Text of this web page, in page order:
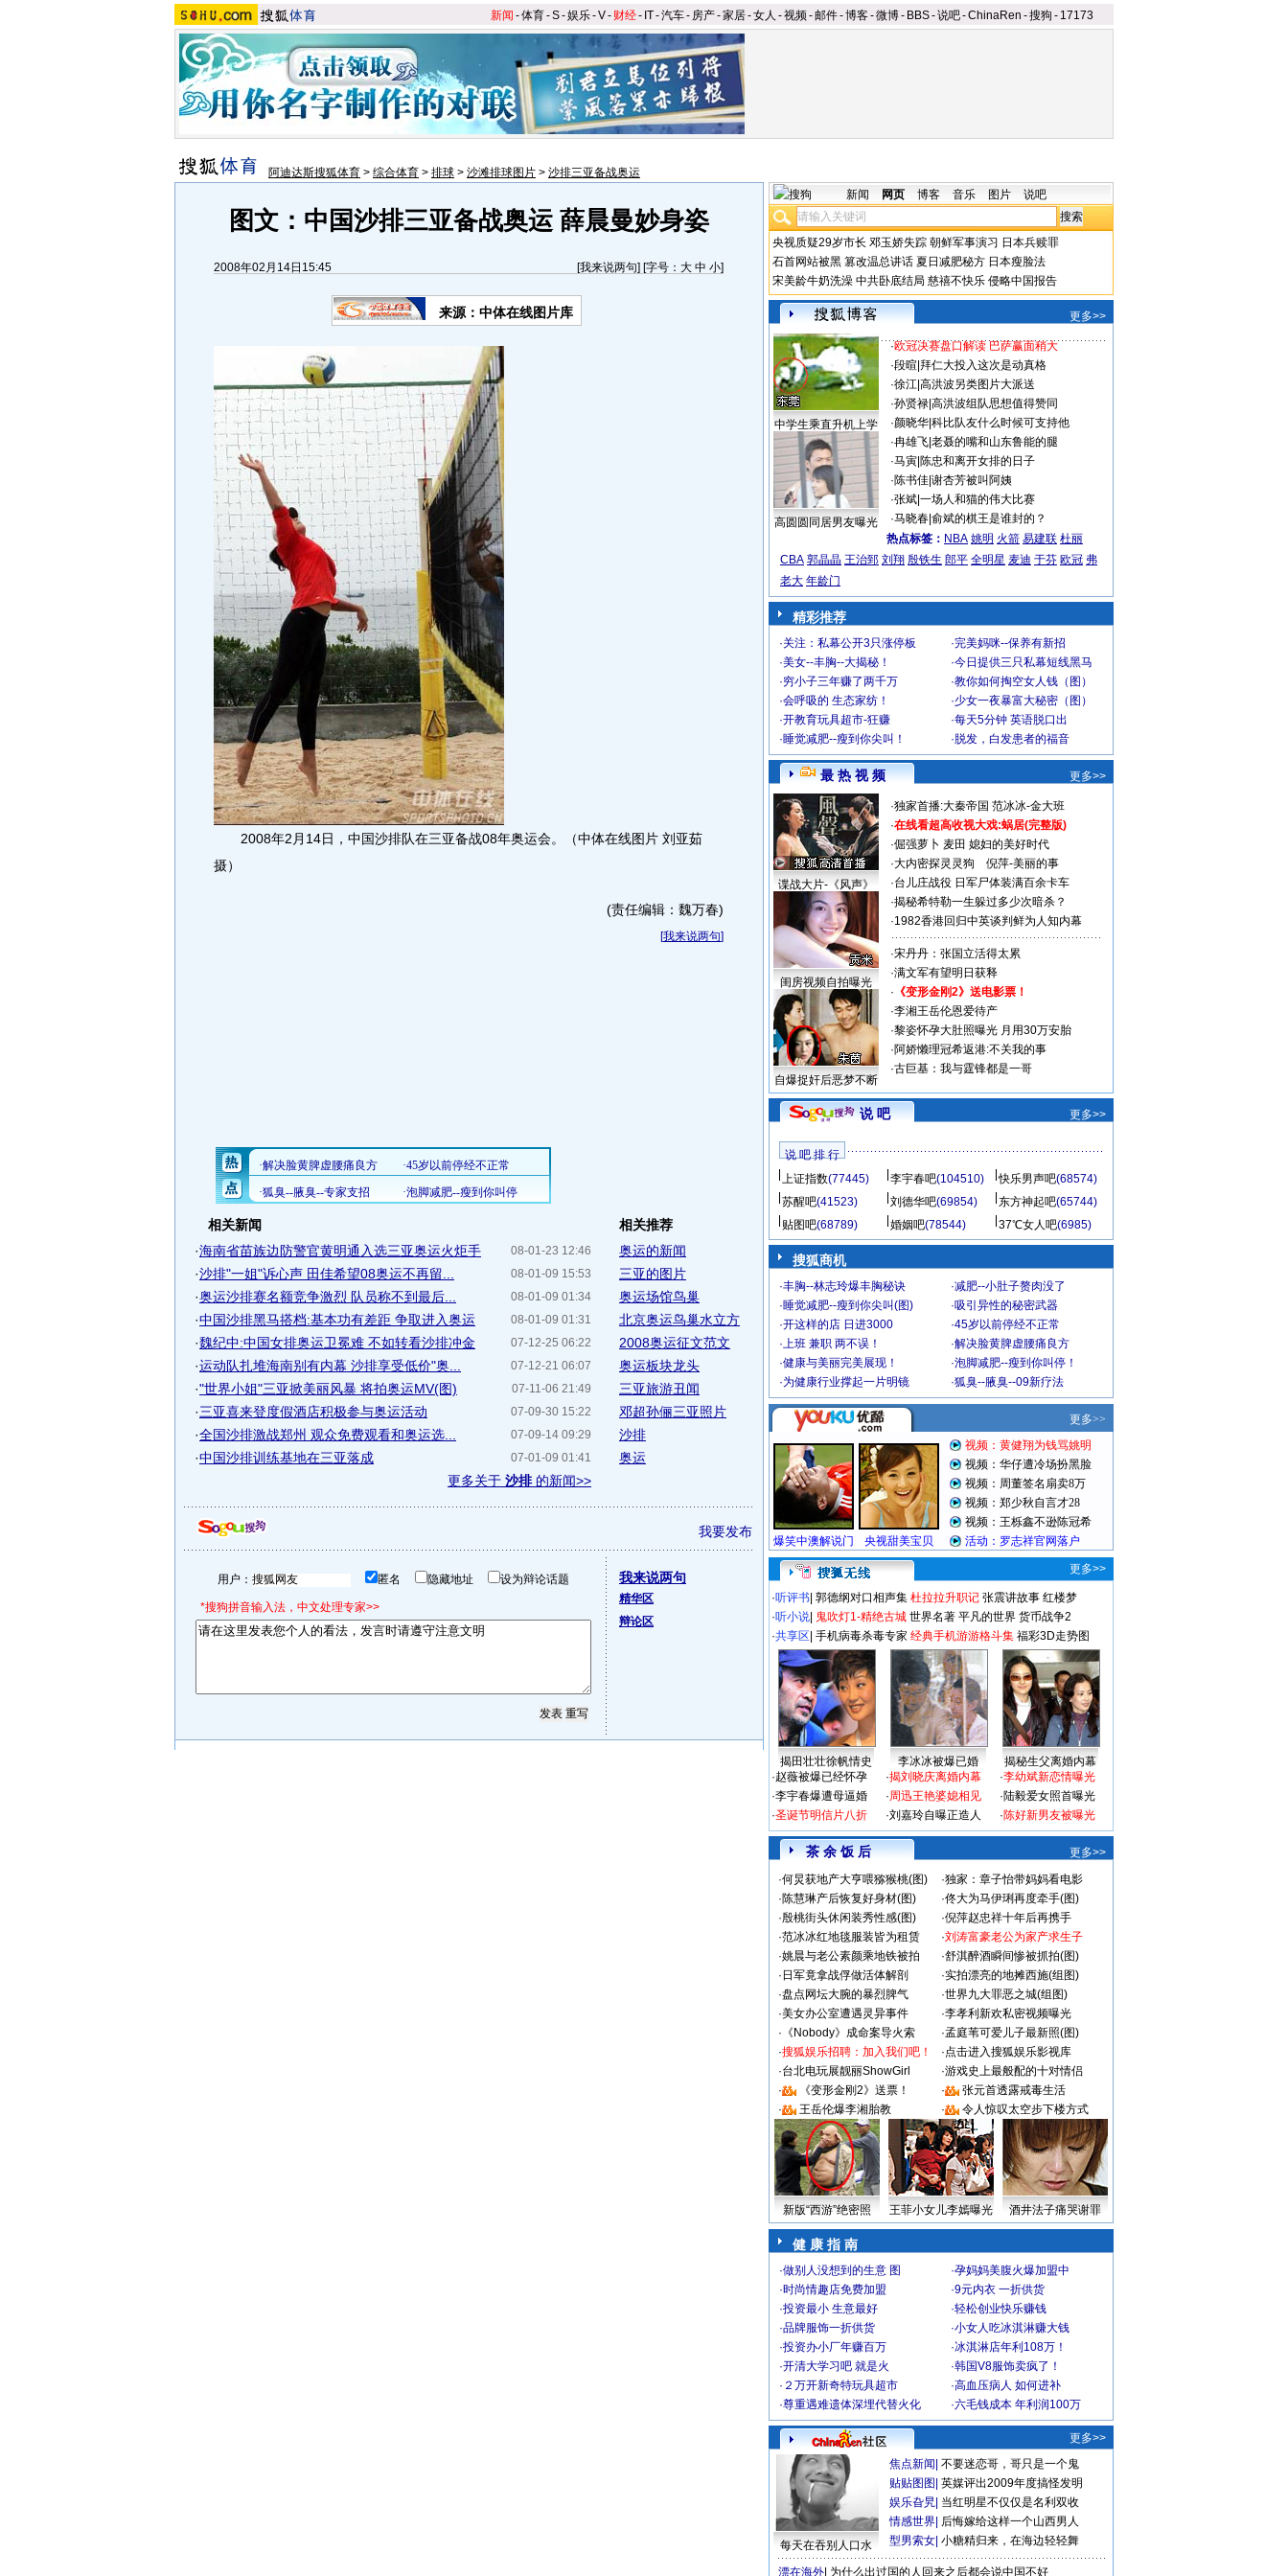
新闻 -体育-S-娱乐-V- 财经- IT-汽车- 房产-家居-女人 -视频-邮件-博客-微博- BBS-说吧-ChinaRen -搜狗 - 17173
阿迪达斯搜狐体育 > 综合体育 > 排球 > 沙滩排球图片 > 沙排三亚备战奥运
图文：中国沙排三亚备战奥运 薛晨曼妙身姿
2008年02月14日15:45 [我来说两句] [字号： 大 中 小]
来源：中体在线图片库
2008年2月14日，中国沙排队在三亚备战08年奥运会。（中体在线图片 刘亚茹
摄）
(责任编辑：魏万春)
[我来说两句]
相关新闻
08-01-23 12:46
·海南省苗族边防警官黄明通入选三亚奥运火炬手
08-01-09 15:53
·沙排"一姐"诉心声 田佳希望08奥运不再留...
08-01-09 01:34
·奥运沙排赛名额竞争激烈 队员称不到最后...
08-01-09 01:31
·中国沙排黑马搭档:基本功有差距 争取进入奥运
07-12-25 06:22
·魏纪中:中国女排奥运卫冕难 不如转看沙排冲金
07-12-21 06:07
·运动队扎堆海南别有内幕 沙排享受低价"奥...
07-11-06 21:49
·"世界小姐"三亚掀美丽风暴 将拍奥运MV(图)
07-09-30 15:22
·三亚喜来登度假酒店积极参与奥运活动
07-09-14 09:29
·全国沙排激战郑州 观众免费观看和奥运选...
07-01-09 01:41
·中国沙排训练基地在三亚落成
更多关于 沙排的新闻>>
相关推荐
奥运的新闻
三亚的图片
奥运场馆鸟巢
北京奥运鸟巢水立方
2008奥运征文范文
奥运板块龙头
三亚旅游丑闻
邓超孙俪三亚照片
沙排
奥运
我要发布
用户： 匿名 隐藏地址 设为辩论话题
*搜狗拼音输入法，中文处理专家>>
我来说两句
精华区
辩论区
新闻 网页 博客 音乐 图片 说吧
央视质疑29岁市长 邓玉娇失踪 朝鲜军事演习 日本兵赎罪
石首网站被黑 篡改温总讲话 夏日减肥秘方 日本瘦脸法
宋美龄牛奶洗澡 中共卧底结局 慈禧不快乐 侵略中国报告
更多>>
中学生乘直升机上学
高圆圆同居男友曝光
·欧冠决赛盘口解读 巴萨赢面稍大
·段暄 拜仁大投入这次是动真格
·徐江| 高洪波另类图片大派送
·孙贤禄| 高洪波组队思想值得赞同
·颜晓华| 科比队友什么时候可支持他
·冉雄飞| 老聂的嘴和山东鲁能的腿
·马寅| 陈忠和离开女排的日子
·陈书佳| 谢杏芳被叫阿姨
·张斌| 一场人和猫的伟大比赛
·马晓春| 俞斌的棋王是谁封的？
热点标签： NBA 姚明 火箭 易建联 杜丽
CBA 郭晶晶 王治郅 刘翔 殷铁生 郎平 全明星 麦迪 于芬 欧冠 弗
老大 年龄门
精彩推荐
·关注：私幕公开3只涨停板 ·完美妈咪--保养有新招
·美女--丰胸--大揭秘！ ·今日提供三只私幕短线黑马
·穷小子三年赚了两千万 ·教你如何掏空女人钱（图）
·会呼吸的 生态家纺！ ·少女一夜暴富大秘密（图）
·开教育玩具超市-狂赚 ·每天5分钟 英语脱口出
·睡觉减肥--瘦到你尖叫！ · 脱发，白发患者的福音
最 热 视 频 更多>>
谍战大片-《风声》
闺房视频自拍曝光
自爆捉奸后恶梦不断
·独家首播:大秦帝国 范冰冰-金大班
·在线看超高收视大戏:蜗居(完整版)
·倔强萝卜 麦田 媳妇的美好时代
·大内密探灵灵狗
倪萍-美丽的事
·台儿庄战役 日军尸体装满百余卡车
·揭秘希特勒一生躲过多少次暗杀？
·1982香港回归中英谈判鲜为人知内幕
·宋丹丹：张国立活得太累
·满文军有望明日获释
· 《变形金刚2》送电影票！
·李湘王岳伦恩爱待产
·黎姿怀孕大肚照曝光 月用30万安胎
·阿娇懒理冠希返港:不关我的事
·古巨基：我与霆锋都是一哥
说 吧 更多>>
说 吧 排 行
上证指数(77445) 李宇春吧(104510) 快乐男声吧(68574)
苏醒吧(41523) 刘德华吧(69854) 东方神起吧(65744)
贴图吧(68789) 婚姻吧(78544) 37℃女人吧(6985)
搜狐商机
·丰胸--林志玲爆丰胸秘诀 ·减肥--小肚子赘肉没了
·睡觉减肥--瘦到你尖叫(图) ·吸引异性的秘密武器
·开这样的店 日进3000 ·45岁以前停经不正常
·上班 兼职 两不误！ ·解决脸黄脾虚腰痛良方
·健康与美丽完美展现！ ·泡脚减肥--瘦到你叫停！
·为健康行业撑起一片明镜 ·狐臭--腋臭--09新疗法
更多>>
·听评书 郭德纲对口相声集 杜拉拉升职记 张震讲故事 红楼梦
·听小说 鬼吹灯1-精绝古城 世界名著 平凡的世界 货币战争2
·共享区 手机病毒杀毒专家 经典手机游游格斗集 福彩3D走势图
揭田壮壮徐帆情史 李冰冰被爆已婚
揭秘生父离婚内幕
·赵薇被爆已经怀孕
·李宇春爆遭母逼婚
·圣诞节明信片八折
·揭刘晓庆离婚内幕
·周迅王艳婆媳相见
·刘嘉玲自曝正造人
·李幼斌新恋情曝光
·陆毅爱女照首曝光
·陈好新男友被曝光
茶 余 饭 后
更多>>
·何炅获地产大亨喂猕猴桃(图) ·独家：章子怡带妈妈看电影
·陈慧琳产后恢复好身材(图) ·佟大为马伊琍再度牵手(图)
·殷桃街头休闲装秀性感(图) ·倪萍赵忠祥十年后再携手
·范冰冰红地毯服装皆为租赁 ·刘涛富豪老公为家产求生子
·姚晨与老公素颜乘地铁被拍 ·舒淇醉酒瞬间惨被抓拍(图)
· 日军竟拿战俘做活体解剖 ·实拍漂亮的地摊西施(组图)
·盘点网坛大腕的暴烈脾气 ·世界九大罪恶之城(组图)
·美女办公室遭遇灵异事件 ·李孝利新欢私密视频曝光
· 《Nobody》成命案导火索 ·孟庭苇可爱儿子最新照(图)
·搜狐娱乐招聘：加入我们吧！ ·点击进入搜狐娱乐影视库
·台北电玩展靓丽ShowGirl ·游戏史上最般配的十对情侣
·
《变形金刚2》送票！ ·
张元首透露戒毒生活
·
王岳伦爆李湘胎教 · 令人惊叹太空步下楼方式
新版“西游”绝密照 王菲小女儿李嫣曝光 酒井法子痛哭谢罪
健 康 指 南
·做别人没想到的生意 图 ·孕妈妈美腹火爆加盟中
·时尚情趣店免费加盟 ·9元内衣 一折供货
·投资最小 生意最好 ·轻松创业快乐赚钱
·品牌服饰一折供货 ·小女人吃冰淇淋赚大钱
·投资办小厂年赚百万 ·冰淇淋店年利108万！
·开清大学习吧 就是火 ·韩国V8服饰卖疯了！
· ２万开新奇特玩具超市 ·高血压病人 如何进补
·尊重遇难遗体深埋代替火化 ·六毛钱成本 年利润100万
更多>>
每天在吞别人口水
焦点新闻 不要迷恋哥，哥只是一个鬼
贴贴图图 英媒评出2009年度搞怪发明
娱乐旮旯 当红明星不仅仅是名利双收
情感世界 后悔嫁给这样一个山西男人
型男索女 小糖精归来，在海边轻轻舞
漂在海外 为什么出过国的人回来之后都会说中国不好